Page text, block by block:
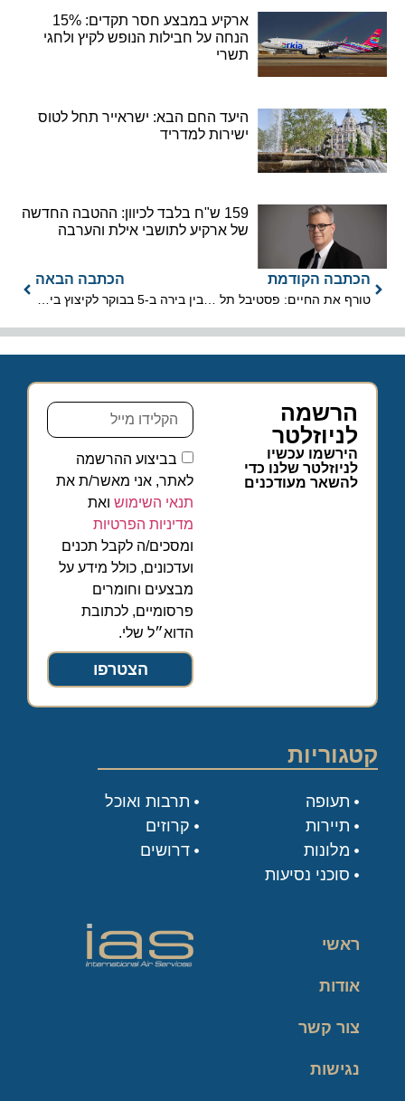
ארקיע במבצע חסר תקדים: 15%
הנחה על חבילות הנופש לקיץ ולחגי
תשרי
היעד החם הבא: ישראייר תחל לטוס
ישירות למדריד
159 ש"ח בלבד לכיוון: ההטבה החדשה
של ארקיע לתושבי אילת והערבה
הכתבה הקודמת
טורף את החיים: פסטיבל תל אביב Eat של עיריית ת"א-יפו
הכתבה הבאה
בין בירה ב-5 בבוקר לקיצוץ ביוון: המלחמה הכוללת של ריינאייר בנמלי התעופה
הרשמה
לניוזלטר
הירשמו עכשיו
לניוזלטר שלנו כדי
להשאר מעודכנים
בביצוע ההרשמה
לאתר, אני מאשר/ת את
תנאי השימושואת
מדיניות הפרטיות
ומסכים/ה לקבל תכנים
ועדכונים, כולל מידע על
מבצעים וחומרים
פרסומיים, לכתובת
הדוא״ל שלי.
הצטרפו
קטגוריות
תעופה
תיירות
מלונות
סוכני נסיעות
תרבות ואוכל
קרוזים
דרושים
ראשי
אודות
צור קשר
נגישות